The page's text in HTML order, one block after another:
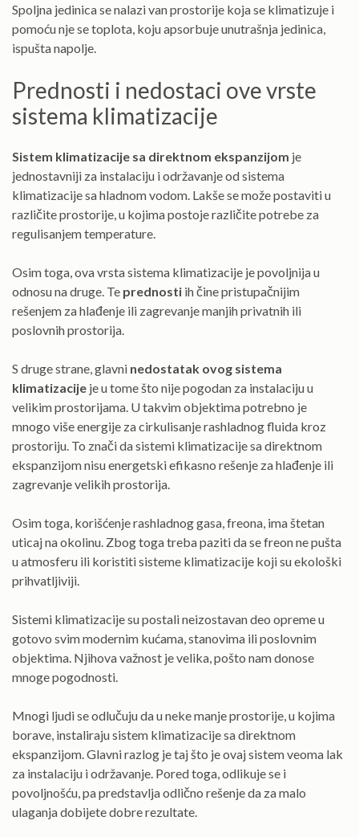
Spoljna jedinica se nalazi van prostorije koja se klimatizuje i
pomoću nje se toplota, koju apsorbuje unutrašnja jedinica,
ispušta napolje.
Prednosti i nedostaci ove vrste
sistema klimatizacije
Sistem klimatizacije sa direktnom ekspanzijom je
jednostavniji za instalaciju i održavanje od sistema
klimatizacije sa hladnom vodom. Lakše se može postaviti u
različite prostorije, u kojima postoje različite potrebe za
regulisanjem temperature.
Osim toga, ova vrsta sistema klimatizacije je povoljnija u
odnosu na druge. Te prednosti ih čine pristupačnijim
rešenjem za hlađenje ili zagrevanje manjih privatnih ili
poslovnih prostorija.
S druge strane, glavni nedostatak ovog sistema
klimatizacije je u tome što nije pogodan za instalaciju u
velikim prostorijama. U takvim objektima potrebno je
mnogo više energije za cirkulisanje rashladnog fluida kroz
prostoriju. To znači da sistemi klimatizacije sa direktnom
ekspanzijom nisu energetski efikasno rešenje za hlađenje ili
zagrevanje velikih prostorija.
Osim toga, korišćenje rashladnog gasa, freona, ima štetan
uticaj na okolinu. Zbog toga treba paziti da se freon ne pušta
u atmosferu ili koristiti sisteme klimatizacije koji su ekološki
prihvatljiviji.
Sistemi klimatizacije su postali neizostavan deo opreme u
gotovo svim modernim kućama, stanovima ili poslovnim
objektima. Njihova važnost je velika, pošto nam donose
mnoge pogodnosti.
Mnogi ljudi se odlučuju da u neke manje prostorije, u kojima
borave, instaliraju sistem klimatizacije sa direktnom
ekspanzijom. Glavni razlog je taj što je ovaj sistem veoma lak
za instalaciju i održavanje. Pored toga, odlikuje se i
povoljnošću, pa predstavlja odlično rešenje da za malo
ulaganja dobijete dobre rezultate.